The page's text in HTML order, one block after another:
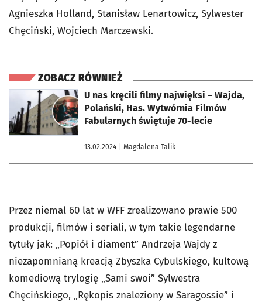
Agnieszka Holland, Stanisław Lenartowicz, Sylwester
Chęciński, Wojciech Marczewski.
ZOBACZ RÓWNIEŻ
U nas kręcili filmy najwięksi – Wajda,
Polański, Has. Wytwórnia Filmów
Fabularnych świętuje 70-lecie
13.02.2024 | Magdalena Talik
otworzy się w nowej karcie
Przez niemal 60 lat w WFF zrealizowano prawie 500
produkcji, filmów i seriali, w tym takie legendarne
tytuły jak: „Popiół i diament” Andrzeja Wajdy z
niezapomnianą kreacją Zbyszka Cybulskiego, kultową
komediową trylogię „Sami swoi” Sylwestra
Chęcińskiego, „Rękopis znaleziony w Saragossie” i